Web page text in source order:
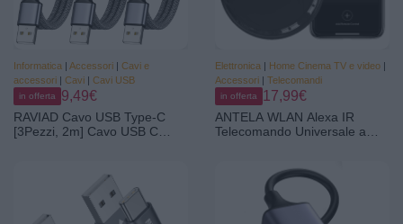
Informatica | Accessori | Cavi e
accessori | Cavi | Cavi USB
in offerta 9,49€
RAVIAD Cavo USB Type-C
[3Pezzi, 2m] Cavo USB C
Ricarica USB C per Samsung
Galaxy S25/ S24/ S23/ S22,
iPhone 17 16 15 Pro Max
Plus, P60 P50, Pixel
Elettronica | Home Cinema TV e video |
Accessori | Telecomandi
in offerta 17,99€
ANTELA WLAN Alexa IR
Telecomando Universale a
Vocale, Nero